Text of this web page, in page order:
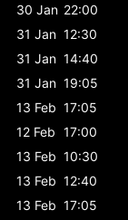
30 Jan 22:00
31 Jan 12:30
31 Jan 14:40
31 Jan 19:05
13 Feb 17:05
12 Feb 17:00
13 Feb 10:30
13 Feb 12:40
13 Feb 17:05